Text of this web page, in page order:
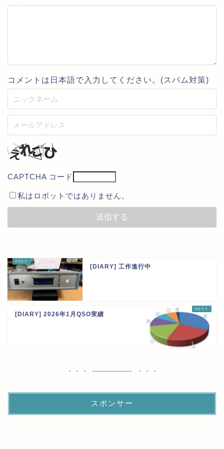
コメントは日本語で入力してください。(スパム対策)
CAPTCHA コード
私はロボットではありません。
[DIARY] 工作進行中
[DIARY] 2026年1月QSO実績
スポンサー